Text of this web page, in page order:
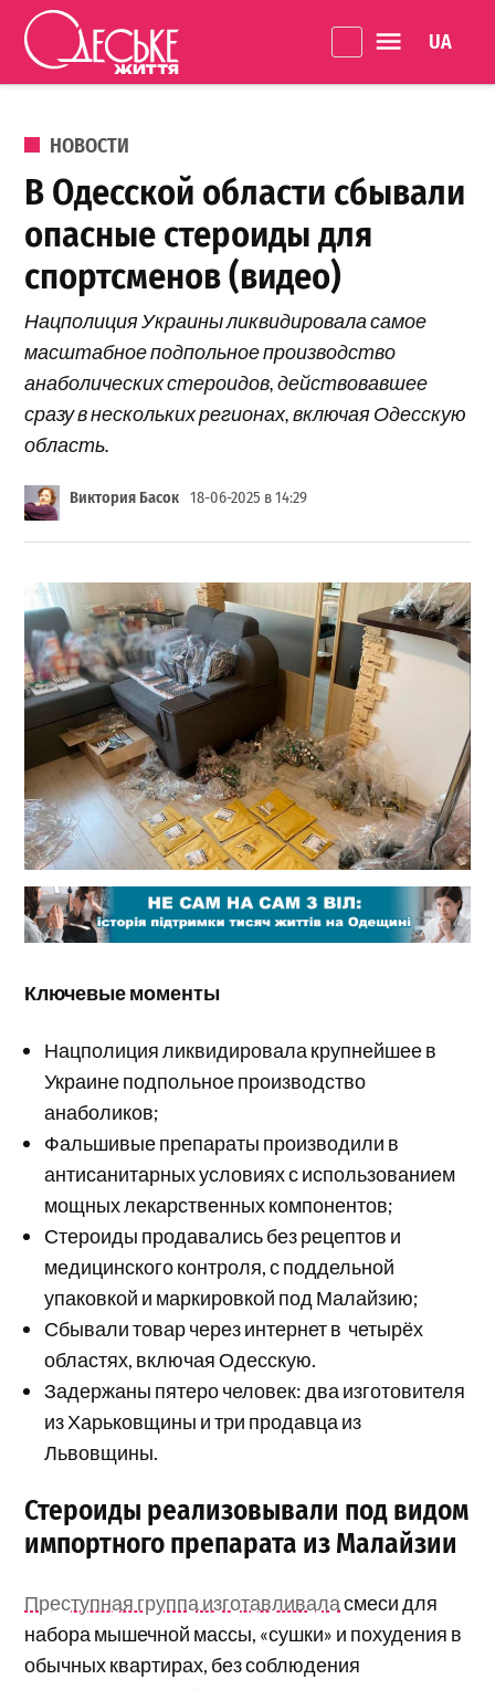
Перейти к содержанию
життя
ОПУБЛИКОВАНО В
НОВОСТИ
В Одесской области сбывали
опасные стероиды для
спортсменов (видео)
Нацполиция Украины ликвидировала самое
масштабное подпольное производство
анаболических стероидов, действовавшее
сразу в нескольких регионах, включая Одесскую
область.
Виктория Басок 18-06-2025 в 14:29
Ключевые моменты
Нацполиция ликвидировала крупнейшее в
Украине подпольное производство
анаболиков;
Фальшивые препараты производили в
антисанитарных условиях с использованием
мощных лекарственных компонентов;
Стероиды продавались без рецептов и
медицинского контроля, с поддельной
упаковкой и маркировкой под Малайзию;
Сбывали товар через интернет в четырёх
областях, включая Одесскую.
Задержаны пятеро человек: два изготовителя
из Харьковщины и три продавца из
Львовщины.
Стероиды реализовывали под видом
импортного препарата из Малайзии
Преступная группа изготавливаласмеси для
набора мышечной массы, «сушки» и похудения в
обычных квартирах, без соблюдения